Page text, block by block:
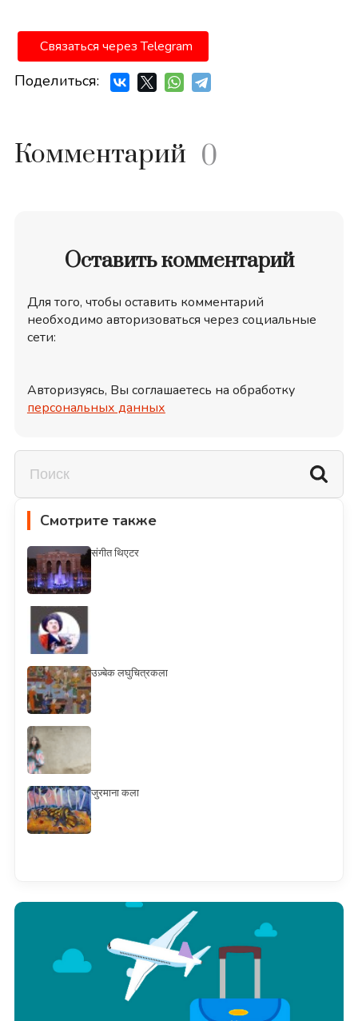
Связаться через Telegram
Поделиться:
Комментарий 0
Оставить комментарий
Для того, чтобы оставить комментарий
необходимо авторизоваться через социальные
сети:
Авторизуясь, Вы соглашаетесь на обработку
персональных данных
Смотрите также
संगीत थिएटर
उज़्बेक लघुचित्रकला
जुरमाना कला